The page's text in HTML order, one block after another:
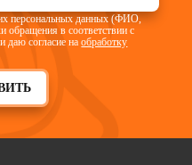
персональных данных (ФИО,
обращения в соответствии с
и даю согласие наобработку